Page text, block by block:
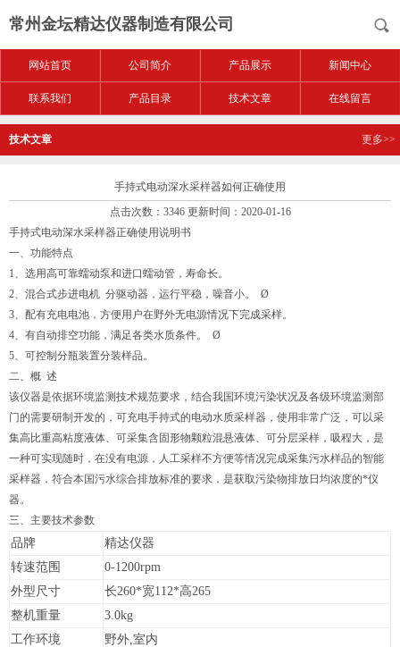
常州金坛精达仪器制造有限公司
网站首页 公司简介 产品展示 新闻中心
联系我们 产品目录 技术文章 在线留言
技术文章 更多>>
手持式电动深水采样器如何正确使用
点击次数：3346 更新时间：2020-01-16
手持式电动深水采样器正确使用说明书
一、功能特点
1、选用高可靠蠕动泵和进口蠕动管，寿命长。
2、混合式步进电机 分驱动器，运行平稳，噪音小。 Ø
3、配有充电电池，方便用户在野外无电源情况下完成采样。
4、有自动排空功能，满足各类水质条件。 Ø
5、可控制分瓶装置分装样品。
二、概 述
该仪器是依据环境监测技术规范要求，结合我国环境污染状况及各级环境监测部
门的需要研制开发的，可充电手持式的电动水质采样器，使用非常广泛，可以采
集高比重高粘度液体、可采集含固形物颗粒混悬液体、可分层采样，吸程大，是
一种可实现随时，在没有电源，人工采样不方便等情况完成采集污水样品的智能
采样器，符合本国污水综合排放标准的要求，是获取污染物排放日均浓度的*仪
器。
三、主要技术参数
品牌
精达仪器
转速范围
0-1200rpm
外型尺寸
长260*宽112*高265
整机重量
3.0kg
工作环境
野外,室内